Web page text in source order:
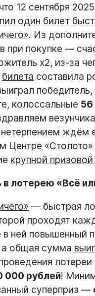
12 сентября
один билет
. Из
при покупке —
x2, из-за
билета составила
победитель,
колоссальные
ждём
Центре «Столото»
крупной
в лотерею «Всё
— быстрая
проходят
ней повышенный
общая сумма
лотереи
000 рублей!
суперприз —